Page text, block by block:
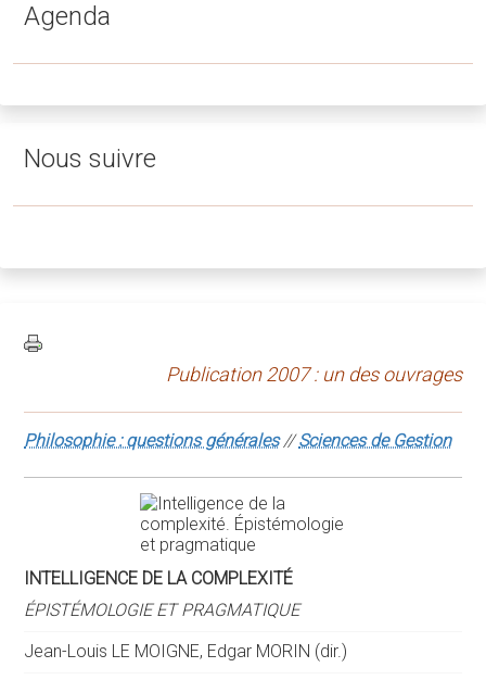
Publication 2007 : un des ouvrages
Philosophie : questions générales//Sciences de Gestion
INTELLIGENCE DE LA COMPLEXITÉ
ÉPISTÉMOLOGIE ET PRAGMATIQUE
Jean-Louis LE MOIGNE, Edgar MORIN (dir.)
Agenda
Nous suivre